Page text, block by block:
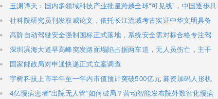
吗？
载MT4/5攻略及优劣解析
玉渊谭天：国内多领域科技产业批量跨越全球“可见线”，中国逐步具
备定义全球新产品与产业方向的能力
社科院研究员刊发权威论文，依托长江流域考古实证中华文明具备
八千年思想文明脉络
高阶自动驾驶安全强制国标正式落地，系统安全需对标合格专注驾
驶员，2027年7月1日正式施行
深圳滨海大道早高峰突发路面塌陷占据两车道，无人员伤亡，主干
道出现长距离拥堵
国家邮政局对申通快递正式立案调查
宇树科技上市半年至一年内市值预计突破500亿元 募资加码人形机
器人研发攻坚
4亿慢病患者"出院无人管"如何破局？营动智能发布院外数智化慢病